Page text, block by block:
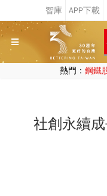
熱門： 鋼鐵
社創永續